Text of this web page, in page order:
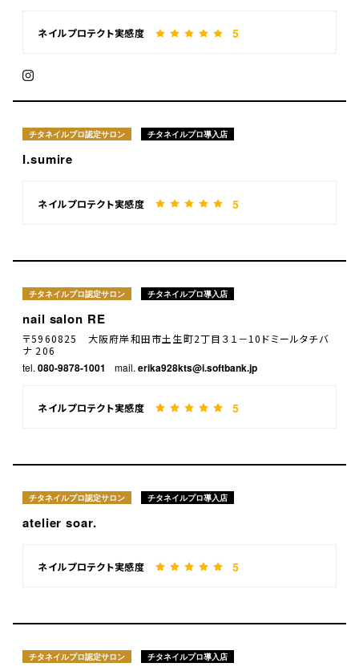
ネイルプロテクト実感度 5
チタネイルプロ認定サロン チタネイルプロ導入店
I.sumire
ネイルプロテクト実感度 5
チタネイルプロ認定サロン チタネイルプロ導入店
nail salon RE
〒5960825 大阪府岸和田市土生町2丁目３１－10ドミールタチバ
ナ 206
tel. 080-9878-1001 mail. erika928kts@i.softbank.jp
ネイルプロテクト実感度 5
チタネイルプロ認定サロン チタネイルプロ導入店
atelier soar.
ネイルプロテクト実感度 5
チタネイルプロ認定サロン チタネイルプロ導入店